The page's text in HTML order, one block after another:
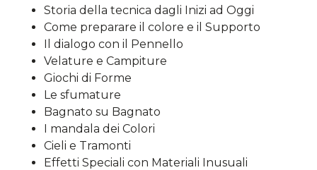
Storia della tecnica dagli Inizi ad Oggi
Come preparare il colore e il Supporto
Il dialogo con il Pennello
Velature e Campiture
Giochi di Forme
Le sfumature
Bagnato su Bagnato
I mandala dei Colori
Cieli e Tramonti
Effetti Speciali con Materiali Inusuali